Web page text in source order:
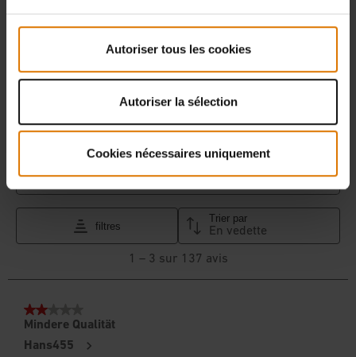
Autoriser tous les cookies
Autoriser la sélection
Cookies nécessaires uniquement